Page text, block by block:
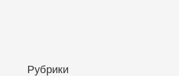
Рубрики